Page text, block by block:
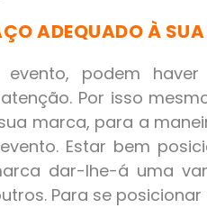
ADEQUADO À
podem
Por isso
marca, para a
Estar bem
dar-lhe-á uma
Para se